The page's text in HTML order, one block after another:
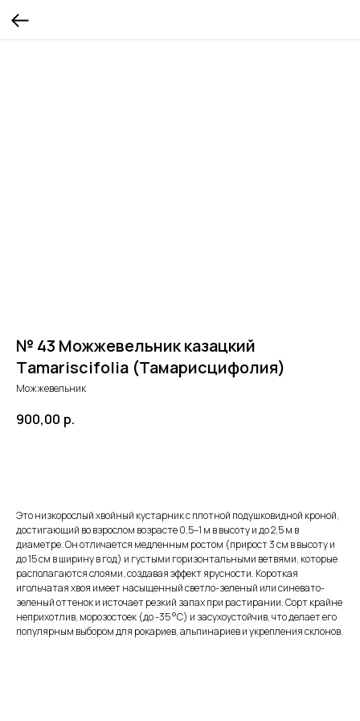
№ 43 Можжевельник казацкий
Тamariscifolia (Тамарисцифолия)
Можжевельник
900,00 р.
Это низкорослый хвойный кустарник с плотной подушковидной кроной,
достигающий во взрослом возрасте 0,5–1 м в высоту и до 2,5 м в
диаметре. Он отличается медленным ростом (прирост 3 см в высоту и
до 15 см в ширину в год) и густыми горизонтальными ветвями, которые
располагаются слоями, создавая эффект ярусности. Короткая
игольчатая хвоя имеет насыщенный светло-зеленый или синевато-
зеленый оттенок и источает резкий запах при растирании. Сорт крайне
неприхотлив, морозостоек (до -35 °C) и засухоустойчив, что делает его
популярным выбором для рокариев, альпинариев и укрепления склонов.